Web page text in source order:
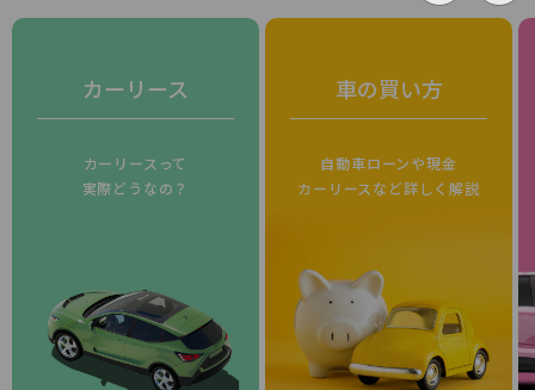
カーリース
カーリースって
実際どうなの？
車の買い方
自動車ローンや現金
カーリースなど詳しく解説